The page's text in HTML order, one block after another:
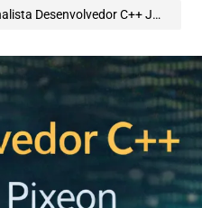
Impulsionar sua Jornada em Tecnologia da Saúde